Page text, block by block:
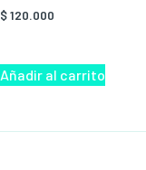
$120.000
Añadir al carrito